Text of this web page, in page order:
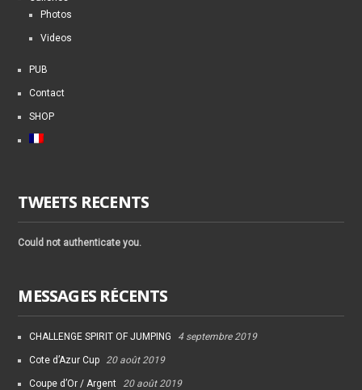
Photos
Videos
PUB
Contact
SHOP
TWEETS RECENTS
Could not authenticate you.
MESSAGES RÉCENTS
CHALLENGE SPIRIT OF JUMPING 4 septembre 2019
Cote d’Azur Cup 20 août 2019
Coupe d’Or / Argent 20 août 2019